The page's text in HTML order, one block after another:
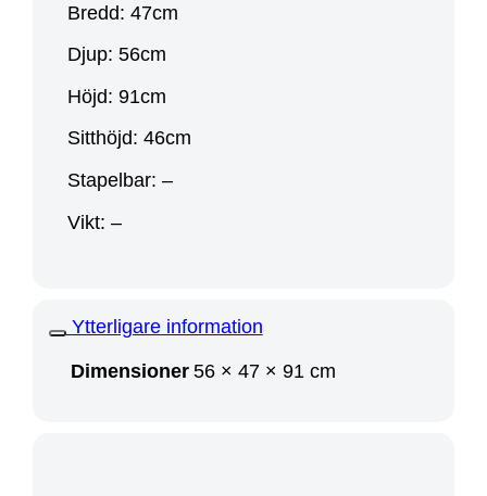
Bredd: 47cm
Djup: 56cm
Höjd: 91cm
Sitthöjd: 46cm
Stapelbar: –
Vikt: –
Ytterligare information
Dimensioner 56 × 47 × 91 cm